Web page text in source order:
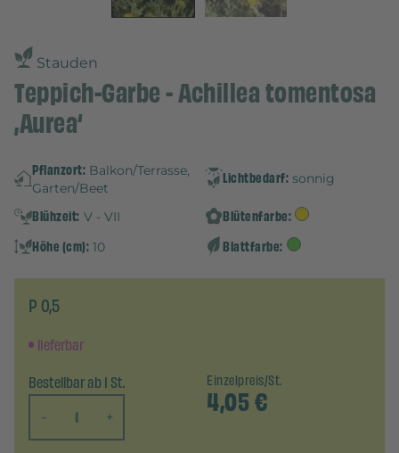
Stauden
Teppich-Garbe - Achillea tomentosa
‚Aurea‘
Pflanzort: Balkon/Terrasse,
Garten/Beet
Lichtbedarf: sonnig
Blühzeit: V - VII
Blütenfarbe:
Höhe (cm): 10 Blattfarbe:
P 0,5
lieferbar
Bestellbar ab 1 St.
-
+
Einzelpreis/St.
4,05€